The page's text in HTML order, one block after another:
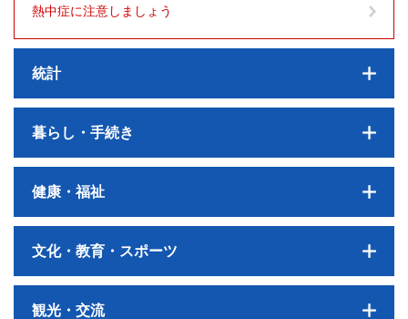
熱中症に注意しましょう
統計
暮らし・手続き
健康・福祉
文化・教育・スポーツ
観光・交流